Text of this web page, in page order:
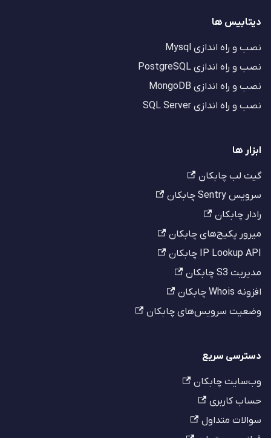
دیتابیس ها
نصب و راه اندازی Mysql
نصب و راه اندازی PostgreSQL
نصب و راه اندازی MongoDB
نصب و راه اندازی SQL Server
ابزار ها
گیت لب چابکان
سرویس Sentry چابکان
رادار چابکان
میرور پکیج‌های چابکان
IP Lookup API چابکان
مدیریت S3 چابکان
افزونه Whois چابکان
وضعیت سرویس‌های چابکان
دسترسی سریع
وب‌سایت چابکان
حساب کاربری
سوالات متداول